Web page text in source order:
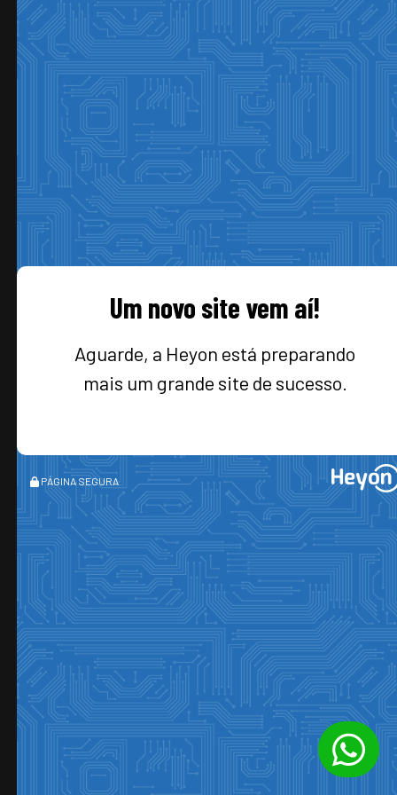
Skip
content
Um novo site vem aí!
Aguarde, a Heyon está preparando
mais um grande site de sucesso.
PÁGINA SEGURA